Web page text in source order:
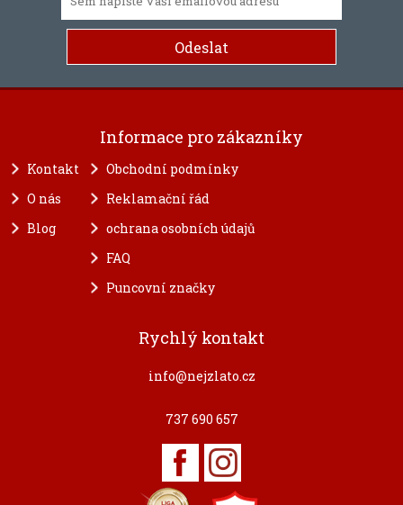
Informace pro zákazníky
Kontakt
O nás
Blog
Obchodní podmínky
Reklamační řád
ochrana osobních údajů
FAQ
Puncovní značky
Rychlý kontakt
info@nejzlato.cz
737 690 657